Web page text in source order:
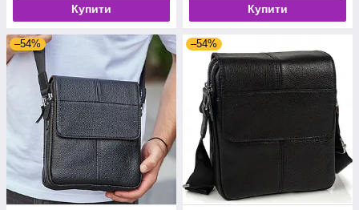
Купити Купити
–54% –54%